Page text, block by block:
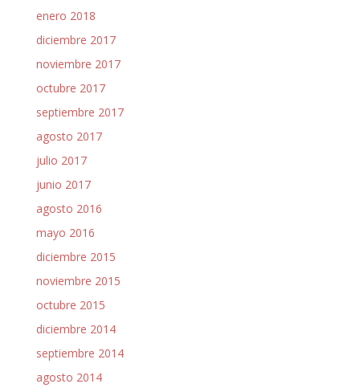
enero 2018
diciembre 2017
noviembre 2017
octubre 2017
septiembre 2017
agosto 2017
julio 2017
junio 2017
agosto 2016
mayo 2016
diciembre 2015
noviembre 2015
octubre 2015
diciembre 2014
septiembre 2014
agosto 2014